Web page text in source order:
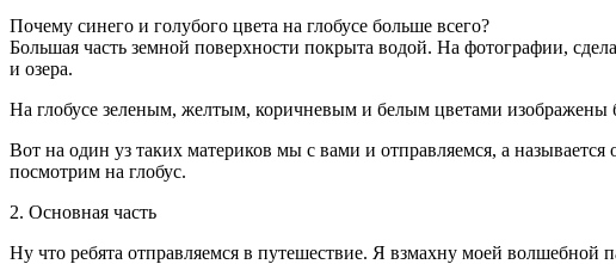
Почему синего и голубого цвета на глобусе больше всего?
Большая часть земной поверхности покрыта водой. На фотографии,
и озера.
На глобусе зеленым, желтым, коричневым и белым цветами
Вот на один уз таких материков мы с вами и отправляемся, а
посмотрим на глобус.
2. Основная часть
Ну что ребята отправляемся в путешествие. Я взмахну моей